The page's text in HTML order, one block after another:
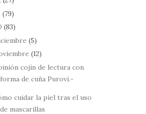
(79)
(83)
(5)
(12)
cojín de lectura con
forma de cuña Purovi.-
cuidar la piel tras el uso
de mascarillas